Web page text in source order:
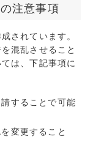
注意事項
されています。
混乱させること
は、下記事項に
することで可能
変更すること